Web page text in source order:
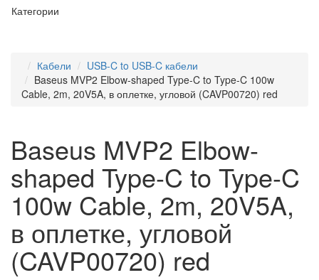
Категории
Кабели
USB-C to USB-C кабели
Baseus MVP2 Elbow-shaped Type-C to Type-C 100w
Cable, 2m, 20V5A, в оплетке, угловой (CAVP00720) red
Baseus MVP2 Elbow-
shaped Type-C to Type-C
100w Cable, 2m, 20V5A,
в оплетке, угловой
(CAVP00720) red